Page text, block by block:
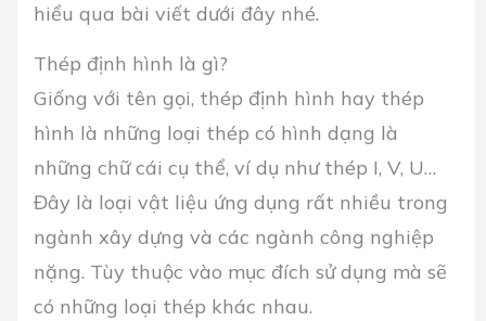
hiểu qua bài viết dưới đây nhé.
Thép định hình là gì?
Giống với tên gọi, thép định hình hay thép
hình là những loại thép có hình dạng là
những chữ cái cụ thể, ví dụ như thép I, V, U…
Đây là loại vật liệu ứng dụng rất nhiều trong
ngành xây dựng và các ngành công nghiệp
nặng. Tùy thuộc vào mục đích sử dụng mà sẽ
có những loại thép khác nhau.